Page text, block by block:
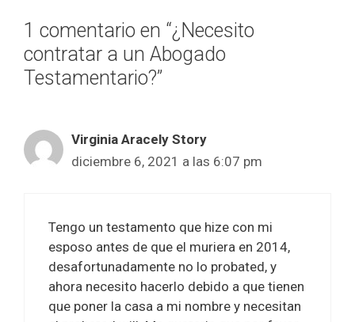
1 comentario en “¿Necesito
contratar a un Abogado
Testamentario?”
Virginia Aracely Story
diciembre 6, 2021 a las 6:07 pm
Tengo un testamento que hize con mi
esposo antes de que el muriera en 2014,
desafortunadamente no lo probated, y
ahora necesito hacerlo debido a que tienen
que poner la casa a mi nombre y necesitan